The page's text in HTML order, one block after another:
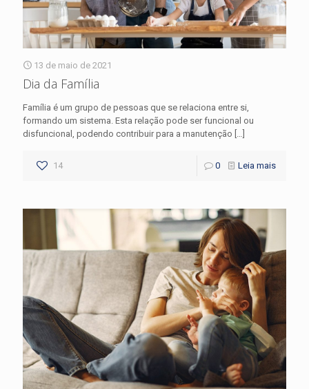
13 de maio de 2021
Dia da Família
Família é um grupo de pessoas que se relaciona entre si,
formando um sistema. Esta relação pode ser funcional ou
disfuncional, podendo contribuir para a manutenção […]
14 0 Leia mais